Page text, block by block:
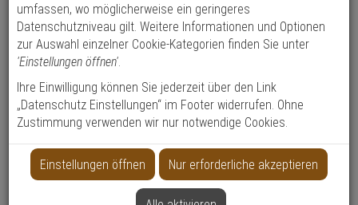
Suche
starten.
1
Produktmerkmale
Datenblatt drucken
Produktinformationen
Aussenbewegungsmelder
Einsatzgebiet:Außenbereich
Erfassungsbereich:12 m
Blickwinkel (horizontal):90°
umfassen, wo möglicherweise ein geringeres
Datenschutzniveau gilt. Weitere Informationen und Optionen
zur Auswahl einzelner Cookie-Kategorien finden Sie unter
'Einstellungen öffnen'.
Ihre Einwilligung können Sie jederzeit über den Link
„Datenschutz Einstellungen“ im Footer widerrufen. Ohne
Zustimmung verwenden wir nur notwendige Cookies.
Einstellungen öffnen Nur erforderliche akzeptieren